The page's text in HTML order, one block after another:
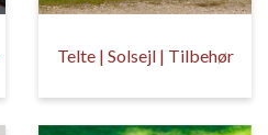
Telte | Solsejl | Tilbehør